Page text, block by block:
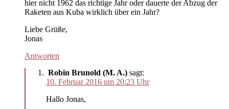
hier nicht 1962 das richtige Jahr oder dauerte der Abzug der
Raketen aus Kuba wirklich über ein Jahr?
Liebe Grüße,
Jonas
Antworten
Robin Brunold (M. A.) sagt:
10. Februar 2016 um 20:23 Uhr
Hallo Jonas,